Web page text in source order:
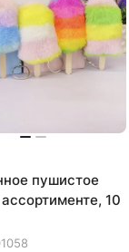
пушистое
10